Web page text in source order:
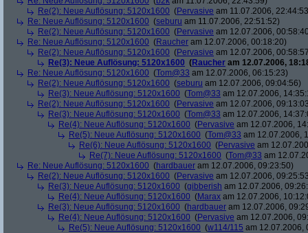
Re(2): Neue Auflösung: 5120x1600 (Pervasive am 11.07.2006,
Re: Neue Auflösung: 5120x1600 (seburu am 11.07.2006, 22:51:52)
Re(2): Neue Auflösung: 5120x1600 (Pervasive am 12.07.2006,
Re: Neue Auflösung: 5120x1600 (Raucher am 12.07.2006, 00:18:20)
Re(2): Neue Auflösung: 5120x1600 (Pervasive am 12.07.2006,
Re(3): Neue Auflösung: 5120x1600 (Raucher am 12.07.2006,
Re: Neue Auflösung: 5120x1600 (Tom@33 am 12.07.2006, 06:15:23)
Re(2): Neue Auflösung: 5120x1600 (seburu am 12.07.2006, 09:04:56)
Re(3): Neue Auflösung: 5120x1600 (Tom@33 am 12.07.2006,
Re(2): Neue Auflösung: 5120x1600 (Pervasive am 12.07.2006,
Re(3): Neue Auflösung: 5120x1600 (Tom@33 am 12.07.2006,
Re(4): Neue Auflösung: 5120x1600 (Pervasive am 12.07.2006,
Re(5): Neue Auflösung: 5120x1600 (Tom@33 am 12.07.2006,
Re(6): Neue Auflösung: 5120x1600 (Pervasive am
Re(7): Neue Auflösung: 5120x1600 (Tom@33 am
Re: Neue Auflösung: 5120x1600 (hardbauer am 12.07.2006, 09:23:50)
Re(2): Neue Auflösung: 5120x1600 (Pervasive am 12.07.2006,
Re(3): Neue Auflösung: 5120x1600 (gibberish am 12.07.2006,
Re(4): Neue Auflösung: 5120x1600 (Marax am 12.07.2006,
Re(3): Neue Auflösung: 5120x1600 (hardbauer am 12.07.2006,
Re(4): Neue Auflösung: 5120x1600 (Pervasive am 12.07.2006,
Re(5): Neue Auflösung: 5120x1600 (w114/115 am 12.07.2006,